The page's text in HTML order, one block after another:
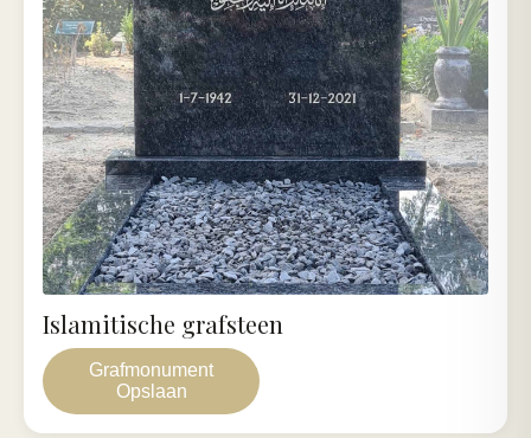
Grafmonument
Opslaan
Islamitische grafsteen